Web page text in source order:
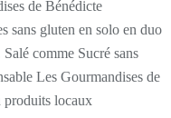
sans gluten en solo en duo
comme Sucré sans
Les Gourmandises de
produits locaux